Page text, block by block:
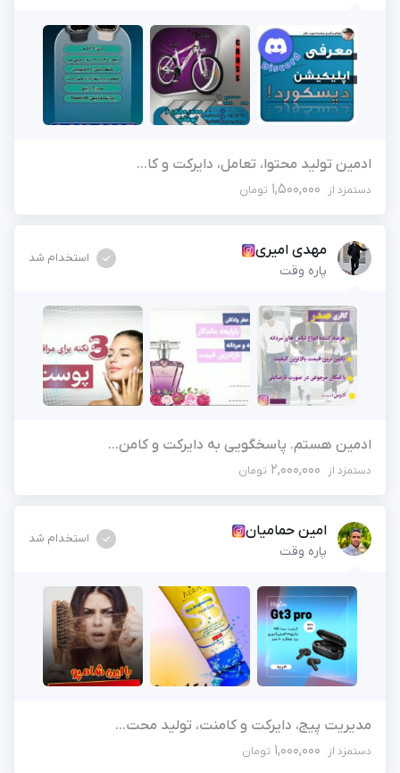
ادمین تولید محتوا، تعامل، دایرکت و کا...
دستمزد از 1,500,000 تومان
مهدی امیری
پاره وقت
استخدام شد
ادمین هستم. پاسخگویی به دایرکت و کامن...
دستمزد از 2,000,000 تومان
امین حمامیان
پاره وقت
استخدام شد
مدیریت پیج، دایرکت و کامنت، تولید محت...
دستمزد از 1,000,000 تومان